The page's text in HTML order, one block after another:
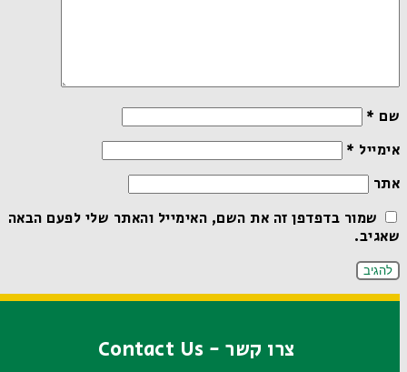
שם*
אימייל*
אתר
שמור בדפדפן זה את השם, האימייל והאתר שלי לפעם הבאה
שאגיב.
צרו קשר - Contact Us